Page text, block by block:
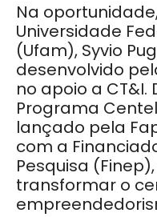
Na
Universidade
(Ufam), Syvio
desenvolvido
no apoio a
Programa
lançado pela
com a
Pesquisa
transformar o